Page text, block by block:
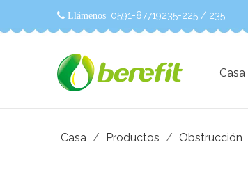
 Llámenos: 0591-87719235-225 / 235
Casa
Casa / Productos / Obstrucción